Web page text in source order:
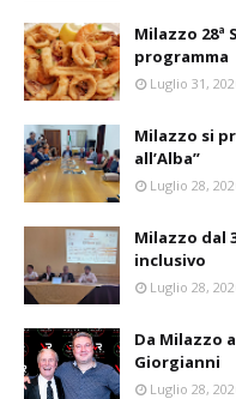
Milazzo 28ª
programma
Luglio 31,
Milazzo si
all’Alba”
Luglio 28,
Milazzo dal
inclusivo
Luglio 28,
Da Milazzo
Giorgianni
Luglio 28,